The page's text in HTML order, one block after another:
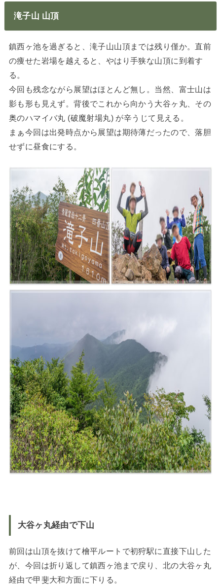
滝子山 山頂
鎮西ヶ池を過ぎると、滝子山山頂までは残り僅か。直前
の痩せた岩場を越えると、やはり手狭な山頂に到着す
る。
今回も残念ながら展望はほとんど無し。当然、富士山は
影も形も見えず。背後でこれから向かう大谷ヶ丸、その
奥のハマイバ丸 (破魔射場丸) が辛うじて見える。
まぁ今回は出発時点から展望は期待薄だったので、落胆
せずに昼食にする。
大谷ヶ丸経由で下山
前回は山頂を抜けて檜平ルートで初狩駅に直接下山した
が、今回は折り返して鎮西ヶ池まで戻り、北の大谷ヶ丸
経由で甲斐大和方面に下りる。